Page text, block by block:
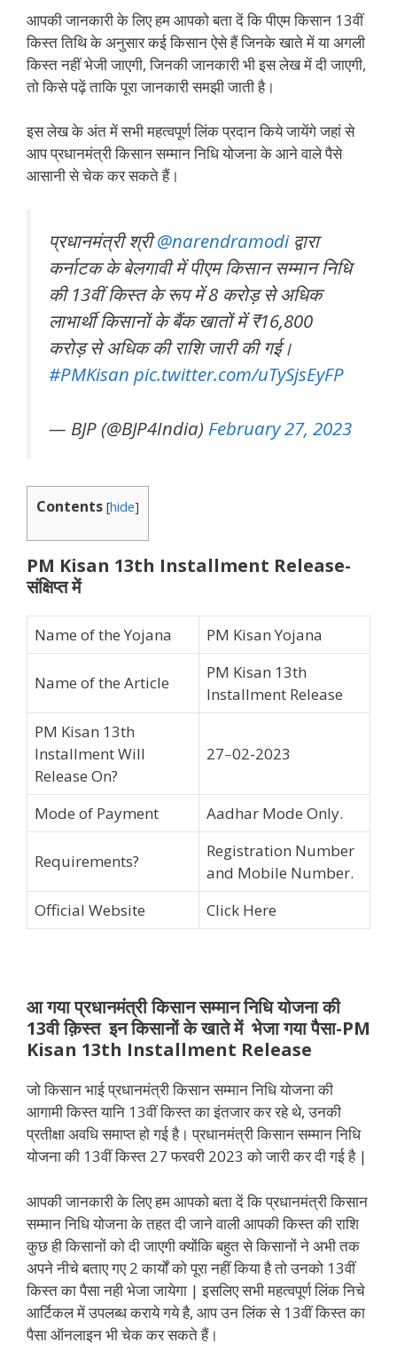
आपकी जानकारी के लिए हम आपको बता दें कि पीएम किसान 13वीं
किस्त तिथि के अनुसार कई किसान ऐसे हैं जिनके खाते में या अगली
किस्त नहीं भेजी जाएगी, जिनकी जानकारी भी इस लेख में दी जाएगी,
तो किसे पढ़ें ताकि पूरा जानकारी समझी जाती है।
इस लेख के अंत में सभी महत्वपूर्ण लिंक प्रदान किये जायेंगे जहां से
आप प्रधानमंत्री किसान सम्मान निधि योजना के आने वाले पैसे
आसानी से चेक कर सकते हैं।
प्रधानमंत्री श्री@narendramodiद्वारा
कर्नाटक के बेलगावी में पीएम किसान सम्मान निधि
की 13वीं किस्त के रूप में 8 करोड़ से अधिक
लाभार्थी किसानों के बैंक खातों में ₹16,800
करोड़ से अधिक की राशि जारी की गई।
#PMKisan pic.twitter.com/uTySjsEyFP
— BJP (@BJP4India) February 27, 2023
Contents [hide]
PM Kisan 13th Installment Release-
संक्षिप्त में
Name of the Yojana PM Kisan Yojana
Name of the Article
PM Kisan 13th
Installment Release
PM Kisan 13th
Installment Will
Release On?
27–02-2023
Mode of Payment Aadhar Mode Only.
Requirements?
Registration Number
and Mobile Number.
Official Website
Click Here
आ गया प्रधानमंत्री किसान सम्मान निधि योजना की
13वी क़िस्त इन किसानों के खाते में भेजा गया पैसा-PM
Kisan 13th Installment Release
जो किसान भाई प्रधानमंत्री किसान सम्मान निधि योजना की
आगामी किस्त यानि 13वीं किस्त का इंतजार कर रहे थे, उनकी
प्रतीक्षा अवधि समाप्त हो गई है। प्रधानमंत्री किसान सम्मान निधि
योजना की 13वीं किस्त 27 फरवरी 2023 को जारी कर दी गई है |
आपकी जानकारी के लिए हम आपको बता दें कि प्रधानमंत्री किसान
सम्मान निधि योजना के तहत दी जाने वाली आपकी किस्त की राशि
कुछ ही किसानों को दी जाएगी क्योंकि बहुत से किसानों ने अभी तक
अपने नीचे बताए गए 2 कार्यों को पूरा नहीं किया है तो उनको 13वीं
किस्त का पैसा नही भेजा जायेगा | इसलिए सभी महत्वपूर्ण लिंक निचे
आर्टिकल में उपलब्ध कराये गये है, आप उन लिंक से 13वीं किस्त का
पैसा ऑनलाइन भी चेक कर सकते हैं।